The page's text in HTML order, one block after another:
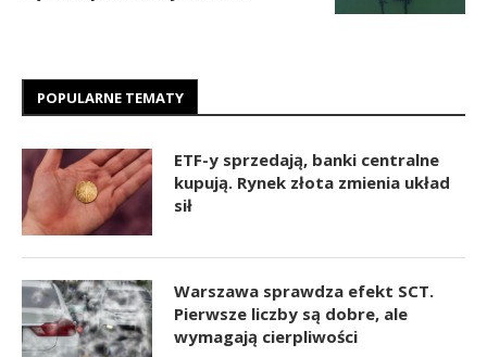
POPULARNE TEMATY
ETF-y sprzedają, banki centralne
kupują. Rynek złota zmienia układ
sił
Warszawa sprawdza efekt SCT.
Pierwsze liczby są dobre, ale
wymagają cierpliwości